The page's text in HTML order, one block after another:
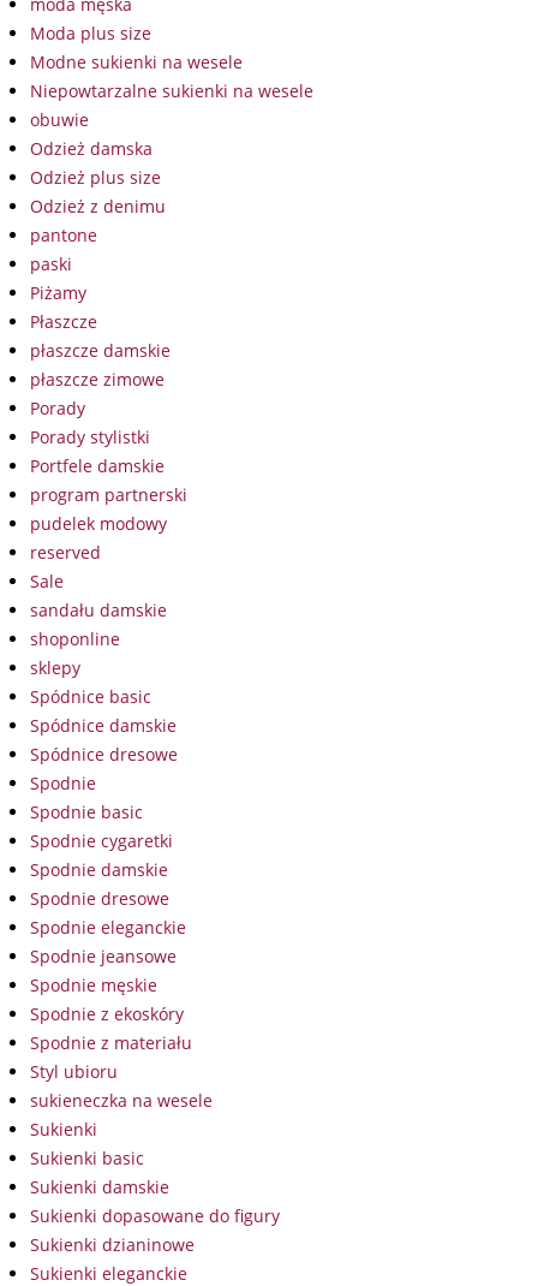
Moda plus size
Modne sukienki na wesele
Niepowtarzalne sukienki na wesele
obuwie
Odzież damska
Odzież plus size
Odzież z denimu
pantone
paski
Piżamy
Płaszcze
płaszcze damskie
płaszcze zimowe
Porady
Porady stylistki
Portfele damskie
program partnerski
pudelek modowy
reserved
Sale
sandału damskie
shoponline
sklepy
Spódnice basic
Spódnice damskie
Spódnice dresowe
Spodnie
Spodnie basic
Spodnie cygaretki
Spodnie damskie
Spodnie dresowe
Spodnie eleganckie
Spodnie jeansowe
Spodnie męskie
Spodnie z ekoskóry
Spodnie z materiału
Styl ubioru
sukieneczka na wesele
Sukienki
Sukienki basic
Sukienki damskie
Sukienki dopasowane do figury
Sukienki dzianinowe
Sukienki eleganckie